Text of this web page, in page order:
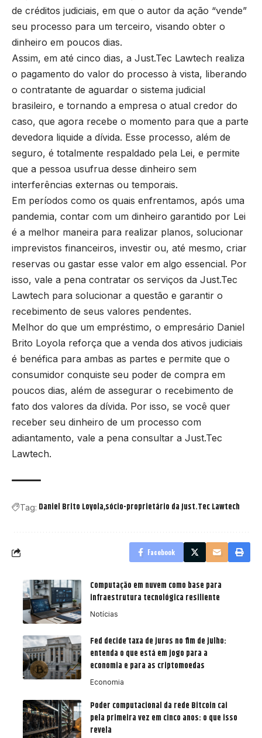
de créditos judiciais, em que o autor da ação “vende”
seu processo para um terceiro, visando obter o
dinheiro em poucos dias.
Assim, em até cinco dias, a Just.Tec Lawtech realiza
o pagamento do valor do processo à vista, liberando
o contratante de aguardar o sistema judicial
brasileiro, e tornando a empresa o atual credor do
caso, que agora recebe o momento para que a parte
devedora liquide a dívida. Esse processo, além de
seguro, é totalmente respaldado pela Lei, e permite
que a pessoa usufrua desse dinheiro sem
interferências externas ou temporais.
Em períodos como os quais enfrentamos, após uma
pandemia, contar com um dinheiro garantido por Lei
é a melhor maneira para realizar planos, solucionar
imprevistos financeiros, investir ou, até mesmo, criar
reservas ou gastar esse valor em algo essencial. Por
isso, vale a pena contratar os serviços da Just.Tec
Lawtech para solucionar a questão e garantir o
recebimento de seus valores pendentes.
Melhor do que um empréstimo, o empresário Daniel
Brito Loyola reforça que a venda dos ativos judiciais
é benéfica para ambas as partes e permite que o
consumidor conquiste seu poder de compra em
poucos dias, além de assegurar o recebimento de
fato dos valores da dívida. Por isso, se você quer
receber seu dinheiro de um processo com
adiantamento, vale a pena consultar a Just.Tec
Lawtech.
Tag: Daniel Brito Loyola sócio-proprietário da Just.Tec Lawtech
Facebook
Computação em nuvem como base para
infraestrutura tecnológica resiliente
Notícias
Fed decide taxa de juros no fim de julho:
entenda o que está em jogo para a
economia e para as criptomoedas
Economia
Poder computacional da rede Bitcoin cai
pela primeira vez em cinco anos: o que isso
revela